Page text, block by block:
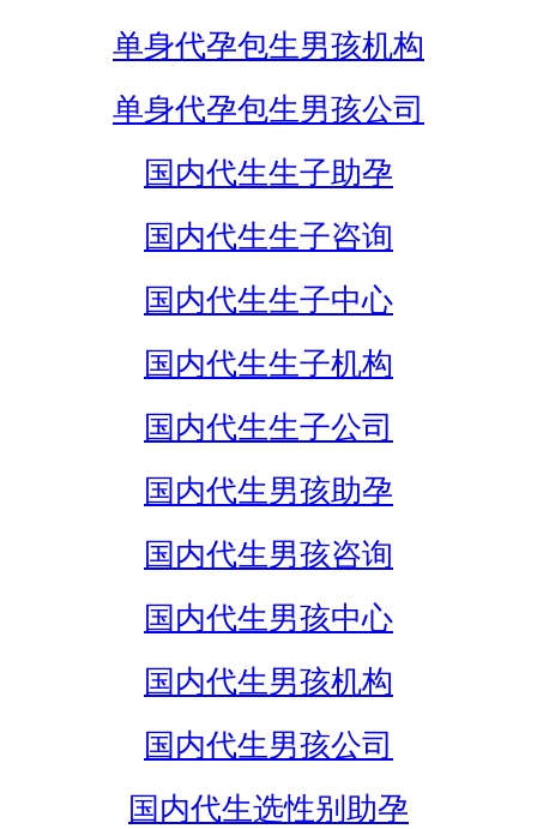
单身代孕包生男孩机构
单身代孕包生男孩公司
国内代生生子助孕
国内代生生子咨询
国内代生生子中心
国内代生生子机构
国内代生生子公司
国内代生男孩助孕
国内代生男孩咨询
国内代生男孩中心
国内代生男孩机构
国内代生男孩公司
国内代生选性别助孕